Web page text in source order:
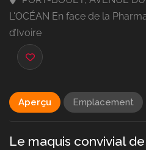
PORT-BOUËT, AVENUE
L'OCÉAN En face de la
d’Ivoire
Aperçu Emplacement
Le maquis convivial